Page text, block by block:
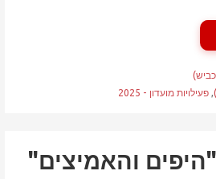
, פעילויות מועדון - 2025
והאמיצים"